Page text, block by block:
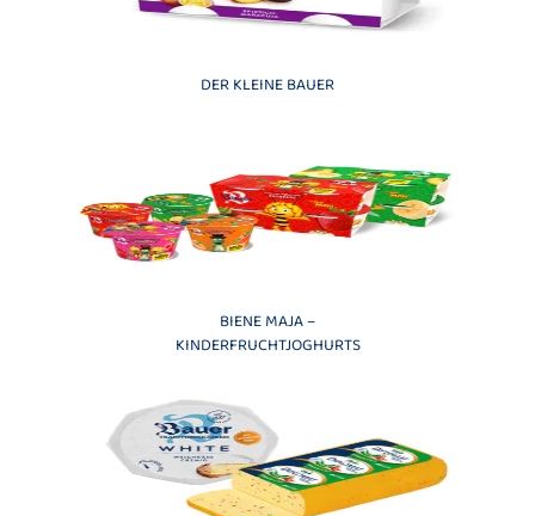
DER KLEINE BAUER
BIENE MAJA –
KINDERFRUCHTJOGHURTS